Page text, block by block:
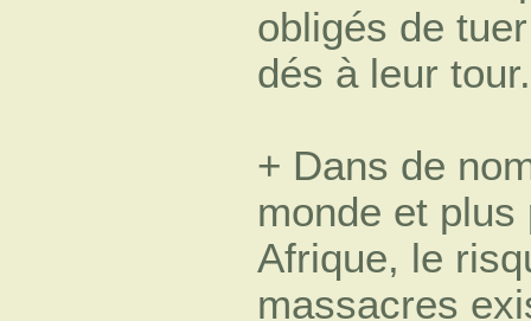
obligés de
dés à leur tour.
+ Dans de
monde et
Afrique, le
massacres